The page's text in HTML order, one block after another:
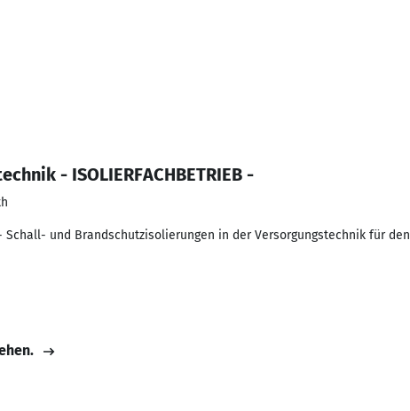
- ISOLIERFACHBETRIEB -
und Brandschutzisolierungen in der Versorgungstechnik für den